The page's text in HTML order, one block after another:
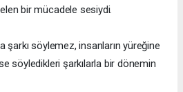
bir mücadele sesiydi.
şarkı söylemez, insanların yüreğine
söyledikleri şarkılarla bir dönemin